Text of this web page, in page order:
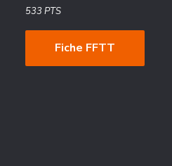
533 PTS
Fiche FFTT